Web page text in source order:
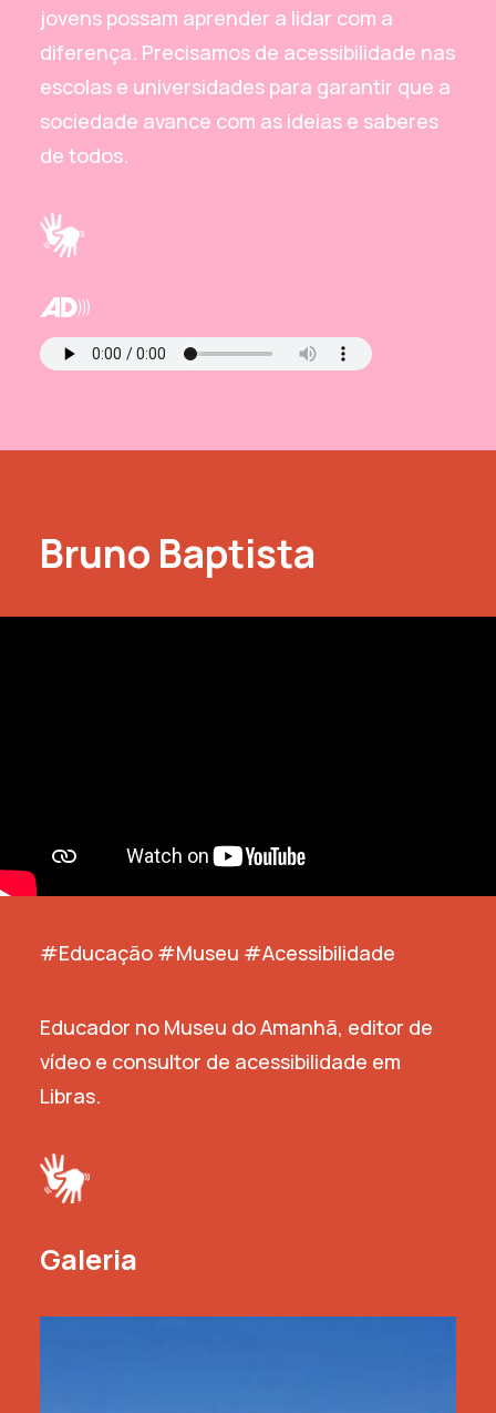
jovens possam aprender a lidar com a
diferença. Precisamos de acessibilidade nas
escolas e universidades para garantir que a
sociedade avance com as ideias e saberes
de todos.
Bruno Baptista
#Educação #Museu #Acessibilidade
Educador no Museu do Amanhã, editor de
vídeo e consultor de acessibilidade em
Libras.
Galeria